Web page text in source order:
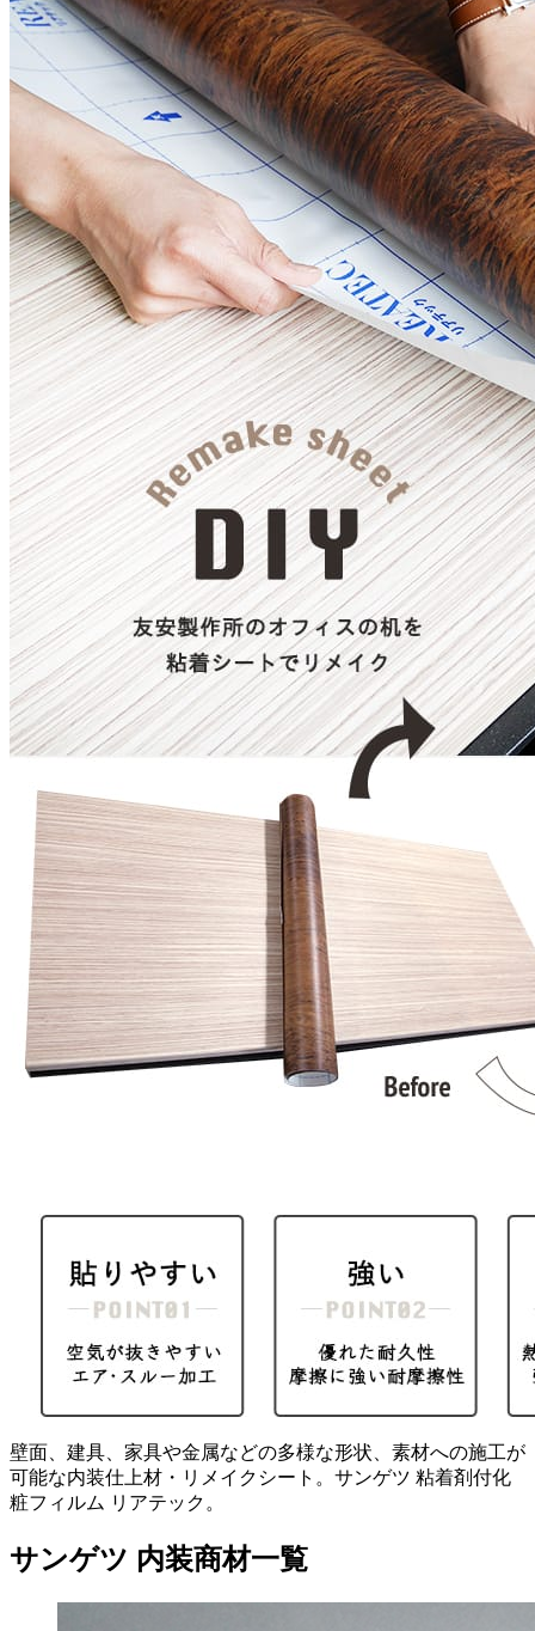
壁面、建具、家具や金属などの多様な形状、素材への施工が
可能な内装仕上材・リメイクシート。サンゲツ 粘着剤付化
粧フィルム リアテック。
サンゲツ 内装商材一覧